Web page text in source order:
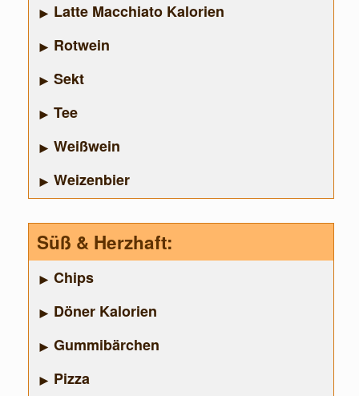
Latte Macchiato Kalorien
Rotwein
Sekt
Tee
Weißwein
Weizenbier
Süß & Herzhaft:
Chips
Döner Kalorien
Gummibärchen
Pizza